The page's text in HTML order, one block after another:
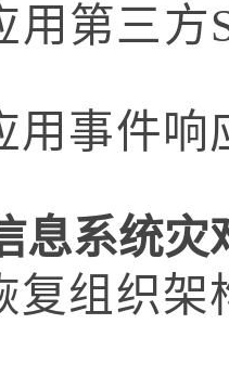
用第三方
用事件响
息系统
复组织架